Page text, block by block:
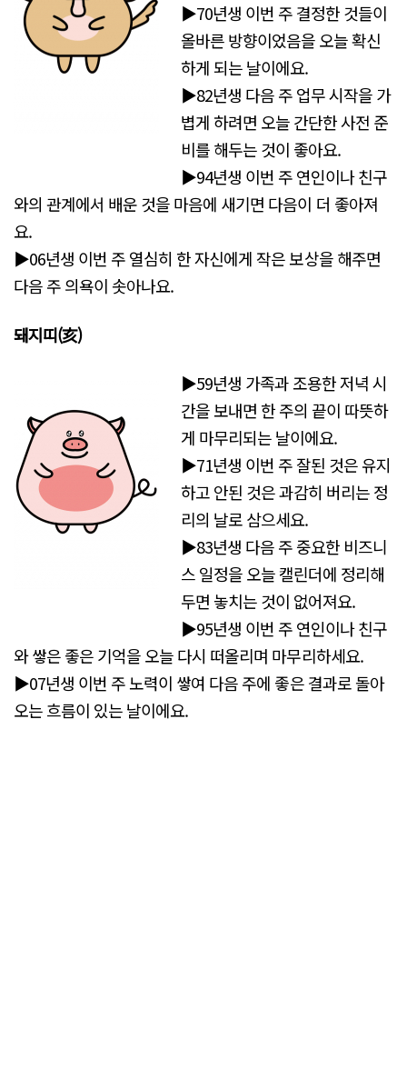
▶70년생 이번 주 결정한 것들이
올바른 방향이었음을 오늘 확신
하게 되는 날이에요.
▶82년생 다음 주 업무 시작을 가
볍게 하려면 오늘 간단한 사전 준
비를 해두는 것이 좋아요.
▶94년생 이번 주 연인이나 친구
와의 관계에서 배운 것을 마음에 새기면 다음이 더 좋아져
요.
▶06년생 이번 주 열심히 한 자신에게 작은 보상을 해주면
다음 주 의욕이 솟아나요.
돼지띠(亥)
▶59년생 가족과 조용한 저녁 시
간을 보내면 한 주의 끝이 따뜻하
게 마무리되는 날이에요.
▶71년생 이번 주 잘된 것은 유지
하고 안된 것은 과감히 버리는 정
리의 날로 삼으세요.
▶83년생 다음 주 중요한 비즈니
스 일정을 오늘 캘린더에 정리해
두면 놓치는 것이 없어져요.
▶95년생 이번 주 연인이나 친구
와 쌓은 좋은 기억을 오늘 다시 떠올리며 마무리하세요.
▶07년생 이번 주 노력이 쌓여 다음 주에 좋은 결과로 돌아
오는 흐름이 있는 날이에요.